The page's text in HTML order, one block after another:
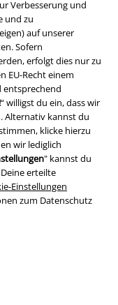
Verbesserung und
und zu
auf unserer
Sofern
erfolgt dies nur zu
EU-Recht einem
entsprechend
“ willigst du ein, dass wir
Alternativ kannst du
klicke hierzu
wir lediglich
" kannst du
erteilte
Einstellungen
zum Datenschutz